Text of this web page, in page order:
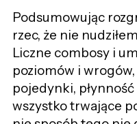
Podsumowując
rzec, że nie
Liczne combosy i
poziomów i
pojedynki,
wszystko trwające